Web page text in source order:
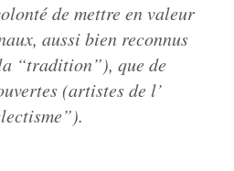
de mettre en valeur
aussi bien reconnus
“tradition”), que de
(artistes de l’